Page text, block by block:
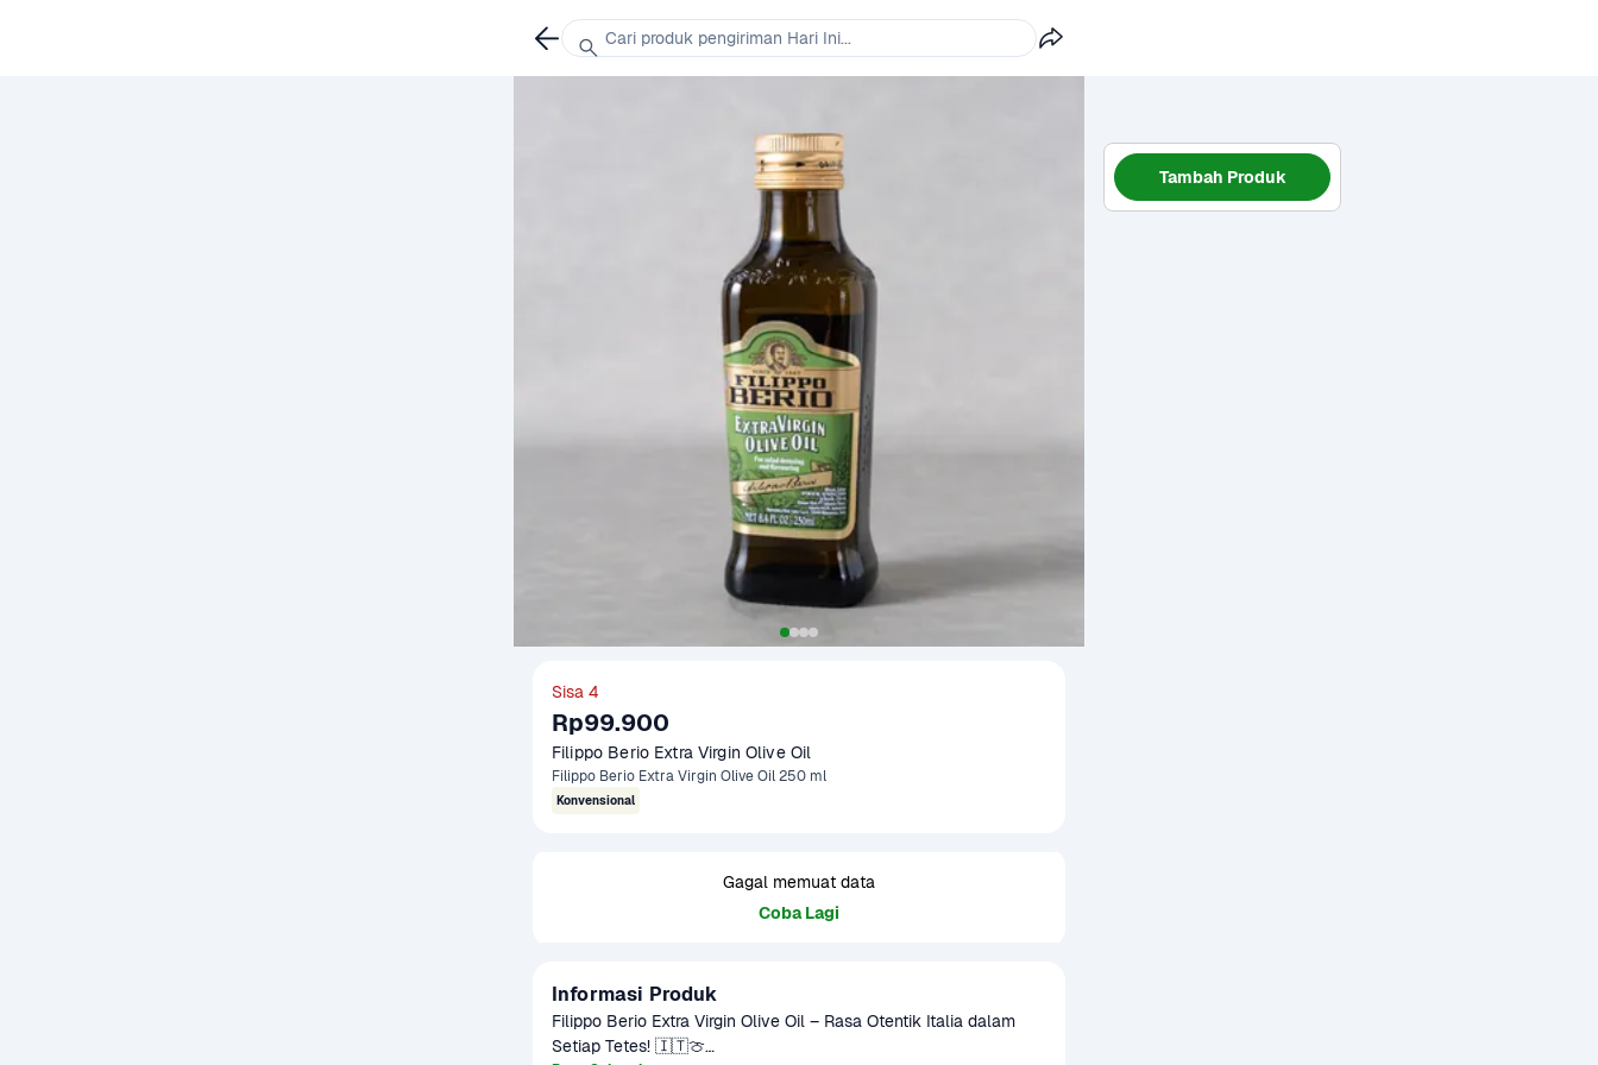
Sisa 4
Rp99.900
Filippo Berio Extra Virgin Olive Oil
Filippo Berio Extra Virgin Olive Oil 250 ml
Konvensional
Gagal memuat data
Coba Lagi
Informasi Produk
Filippo Berio Extra Virgin Olive Oil – Rasa Otentik Italia dalam
Setiap Tetes! 🇮🇹🍈
Tambah Produk
Cari produk pengiriman Hari Ini...